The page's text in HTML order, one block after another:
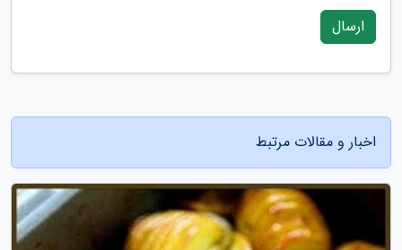
ارسال
اخبار و مقالات مرتبط